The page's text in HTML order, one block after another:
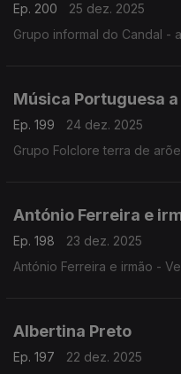
Ep. 200
25 dez. 2025
Grupo informal do Candal -
Música Portuguesa
Ep. 199
24 dez. 2025
Grupo Folclore terra de
António Ferreira e
Ep. 198
23 dez. 2025
António Ferreira e irmão -
Albertina Preto
Ep. 197
22 dez. 2025